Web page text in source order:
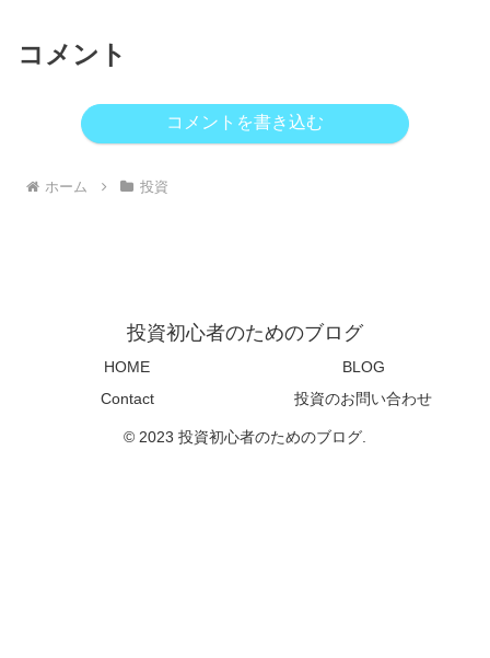
コメント
コメントを書き込む
ホーム 投資
投資初心者のためのブログ
HOME
BLOG
Contact
投資のお問い合わせ
© 2023 投資初心者のためのブログ.